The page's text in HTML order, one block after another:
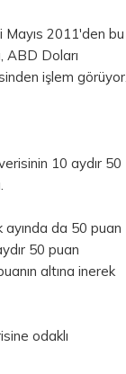
Mayıs 2011'den bu
ABD Doları
işlem görüyor.
10 aydır 50
ayında da 50 puan
50 puan
altına inerek
odaklı